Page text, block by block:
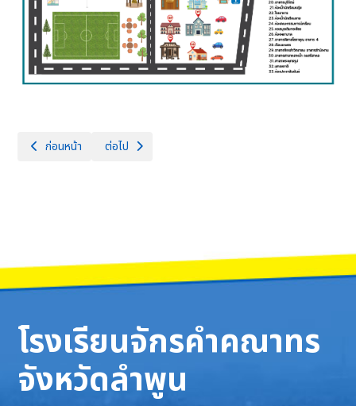
เนื้อหาก่อนหน้า: ข้อมูลโรงเรียน
ก่อนหน้า เนื้อหาถัดไป: โครงสร้างการบริหารงาน/อำนาจหน้าที่
ต่อไป
โรงเรียนจักรคำคณาทร
จังหวัดลำพูน